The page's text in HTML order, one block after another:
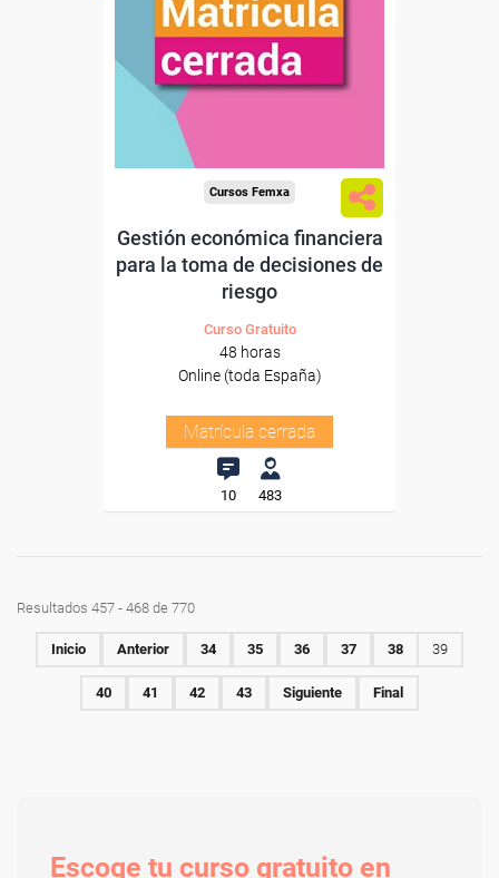
Cursos Femxa
Gestión económica financiera
para la toma de decisiones de
riesgo
Curso Gratuito
48 horas
Online (toda España)
Matrícula cerrada
10 483
Resultados 457 - 468 de 770
Inicio Anterior 34 35 36 37 38 39
40 41 42 43 Siguiente Final
Escoge tu curso gratuito en